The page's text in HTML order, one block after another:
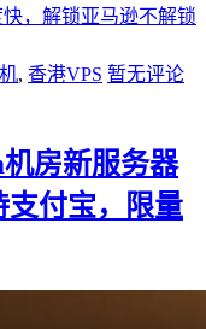
，解锁亚马逊不解锁
, 香港VPS 暂无评论
机房新服务器
支付宝，限量